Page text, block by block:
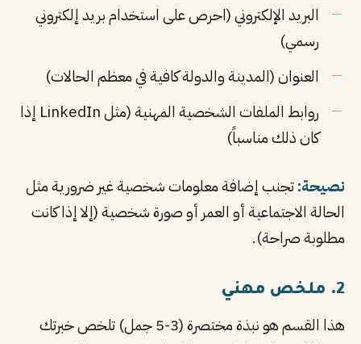
البريد الإلكتروني (احرص على استخدام بريد إلكتروني
رسمي)
العنوان (المدينة والدولة كافية في معظم الحالات)
روابط الملفات الشخصية المهنية (مثل LinkedIn إذا
كان ذلك مناسباً)
نصيحة:تجنب إضافة معلومات شخصية غير ضرورية مثل
الحالة الاجتماعية أو العمر أو صورة شخصية (إلا إذا كانت
مطلوبة صراحة).
2. ملخص مهني
هذا القسم هو نبذة مختصرة (3-5 جمل) تلخص خبرتك